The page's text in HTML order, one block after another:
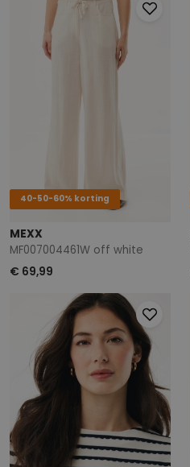
40-50-60% korting
MEXX
MF007004461W off white
€ 69,99